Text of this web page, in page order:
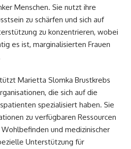
Menschen. Sie nutzt ihre
zu schärfen und sich auf
zu konzentrieren, wobei
es ist, marginalisierten Frauen
Marietta Slomka Brustkrebs
die sich auf die
spezialisiert haben. Sie
zu verfügbaren Ressourcen
und medizinischer
Unterstützung für